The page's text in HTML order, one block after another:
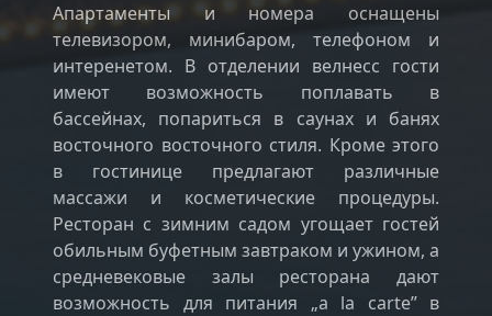
Апартаменты и номера оснащены
телевизором, минибаром, телефоном и
интеренетом. В отделении велнесс гости
имеют возможность поплавать в
бассейнах, попариться в саунах и банях
восточного восточного стиля. Кроме этого
в гостинице предлагают различные
массажи и косметические процедуры.
Ресторан с зимним садом угощает гостей
обильным буфетным завтраком и ужином, а
средневековые залы ресторана дают
возможность для питания „a la carte” в